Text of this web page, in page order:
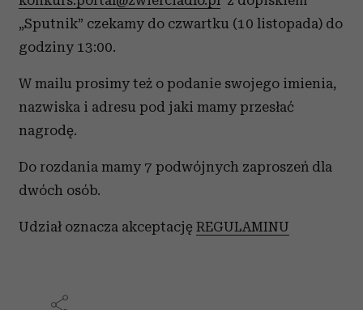
„Sputnik” czekamy do czwartku (10 listopada) do
godziny 13:00.
W mailu prosimy też o podanie swojego imienia,
nazwiska i adresu pod jaki mamy przesłać
nagrodę.
Do rozdania mamy 7 podwójnych zaproszeń dla
dwóch osób.
Udział oznacza akceptację REGULAMINU